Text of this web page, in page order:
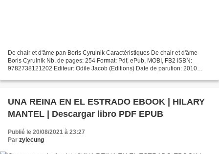
De chair et d'âme pan Boris Cyrulnik Caractéristiques De chair et d'âme
Boris Cyrulnik Nb. de pages: 254 Format: Pdf, ePub, MOBI, FB2 ISBN:
9782738121202 Editeur: Odile Jacob (Editions) Date de parution: 2010
UNA REINA EN EL ESTRADO EBOOK | HILARY
MANTEL | Descargar libro PDF EPUB
Publié le 20/08/2021 à 23:27
Par zylecung